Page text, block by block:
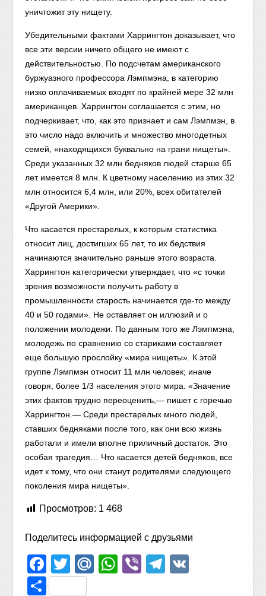
уничтожит эту нищету.
Убедительными фактами Харрингтон доказывает, что
все эти версии ничего общего не имеют с
действительностью. По подсчетам американского
буржуазного профессора Лэмпмэна, в категорию
низко оплачиваемых входят по крайней мере 32 млн
американцев. Харрингтон соглашается с этим, но
подчеркивает, что, как это признает и сам Лэмпмэн, в
это число надо включить и множество многодетных
семей, «находящихся буквально на грани нищеты».
Среди указанных 32 млн бедняков людей старше 65
лет имеется 8 млн. К цветному населению из этих 32
млн относится 6,4 млн, или 20%, всех обитателей
«Другой Америки».
Что касается престарелых, к которым статистика
относит лиц, достигших 65 лет, то их бедствия
начинаются значительно раньше этого возраста.
Харрингтон категорически утверждает, что «с точки
зрения возможности получить работу в
промышленности старость начинается где-то между
40 и 50 годами». Не оставляет он иллюзий и о
положении молодежи. По данным того жеЛэмпмэна,
молодежь по сравнению со стариками составляет
еще большую прослойку «мира нищеты». К этой
группе Лэмпмэн относит 11 млн человек; иначе
говоря, более 1/3 населения этого мира. «Значение
этих фактов трудно переоценить,— пишет с горечью
Харрингтон.— Среди престарелых много людей,
ставших бедняками после того, как они всю жизнь
работали и имели вполне приличный достаток. Это
особая трагедия… Что касается детей бедняков, все
идет к тому, что они станут родителями следующего
поколения мира нищеты».
Просмотров: 1 468
Поделитесь информацией с друзьями
Facebook
TwitterMail.Ru
WhatsApp
ViberTelegram
Отправить